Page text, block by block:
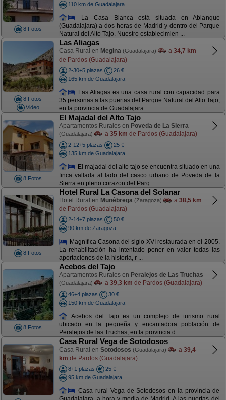
8 Fotos
110 km de Guadalajara
La Casa Blanca está situada en Ablanque
(Guadalajara) a dos horas de Madrid y dentro del Parque
Natural del Alto Tajo. Nuestro establecimien ...
8 Fotos
Video
Las Aliagas
Casa Rural en Megina (Guadalajara) a 34,7 km
de Pardos (Guadalajara)
2-30+5 plazas
26 €
165 km de Guadalajara
Las Aliagas es una casa rural con capacidad para
35 personas a las puertas del Parque Natural del Alto Tajo,
en la provincia de Guadalajara. ...
8 Fotos
El Majadal del Alto Tajo
Apartamentos Rurales en Poveda de La Sierra
(Guadalajara) a 35 km de Pardos (Guadalajara)
2-12+5 plazas
25 €
135 km de Guadalajara
El majadal del alto tajo se encuentra situado en una
finca vallada al lado del casco urbano de Poveda de la
Sierra en pleno corazon del Parq ...
8 Fotos
Hotel Rural La Casona del Solanar
Hotel Rural en Munébrega (Zaragoza) a 38,5 km
de Pardos (Guadalajara)
2-14+7 plazas
50 €
90 km de Zaragoza
Magnífica Casona del siglo XVI restaurada en el 2005.
La rehabilitación ha intentado poner en valor todas las
aportaciones de la historia, r ...
8 Fotos
Acebos del Tajo
Apartamentos Rurales en Peralejos de Las Truchas
(Guadalajara) a 39,3 km de Pardos (Guadalajara)
46+4 plazas
30 €
150 km de Guadalajara
Acebos del Tajo es un complejo de turismo rural
ubicado en la pequeña y encantadora población de
Peralejos de las Truchas, en la provincia d ...
Casa Rural Vega de Sotodosos
Casa Rural en Sotodosos (Guadalajara) a 39,4
km de Pardos (Guadalajara)
8+1 plazas
25 €
95 km de Guadalajara
Casa rural Vega de Sotodosos en la provincia de